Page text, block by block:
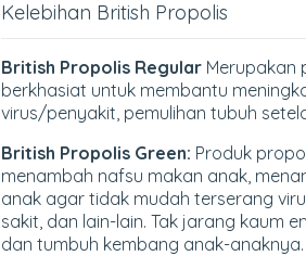
Kelebihan British Propolis
British Propolis Regular Merupakan
berkhasiat untuk membantu
virus/penyakit, pemulihan tubuh
British Propolis Green: Produk
menambah nafsu makan anak,
anak agar tidak mudah terserang
sakit, dan lain-lain. Tak jarang kaum
dan tumbuh kembang anak-anaknya.